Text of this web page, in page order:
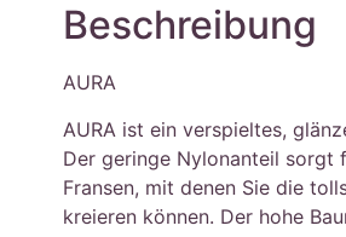
Beschreibung
AURA
AURA ist ein verspieltes,
Der geringe Nylonanteil sorgt
Fransen, mit denen Sie die
kreieren können. Der hohe